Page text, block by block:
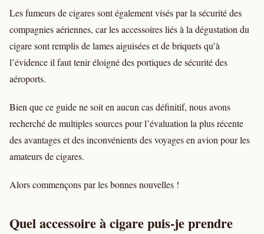
Les fumeurs de cigares sont également visés par la sécurité des
compagnies aériennes, car les accessoires liés à la dégustation du
cigare sont remplis de lames aiguisées et de briquets qu’à
l’évidence il faut tenir éloigné des portiques de sécurité des
aéroports.
Bien que ce guide ne soit en aucun cas définitif, nous avons
recherché de multiples sources pour l’évaluation la plus récente
des avantages et des inconvénients des voyages en avion pour les
amateurs de cigares.
Alors commençons par les bonnes nouvelles !
Quel accessoire à cigare puis-je prendre